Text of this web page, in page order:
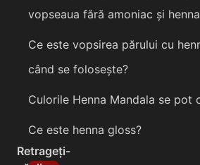
vopseaua fără amoniac și henna
Ce este vopsirea părului cu
când se folosește?
Culorile Henna Mandala se pot
Ce este henna gloss?
Retrageți-